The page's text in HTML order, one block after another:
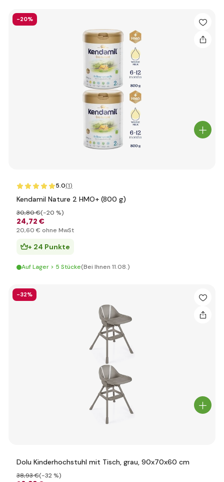
-20%
5.0(1)
Kendamil Nature 2 HMO+ (800 g)
24,72 €
30,80 €(-20 %)
20,60 € ohne MwSt
+ 24 Punkte
Auf Lager > 5 Stücke(Bei Ihnen 11.08.)
-32%
Dolu Kinderhochstuhl mit Tisch, grau, 90x70x60 cm
38,93 €(-32 %)